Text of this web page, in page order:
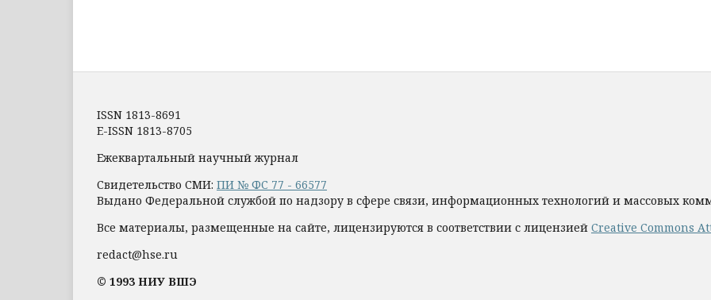
ISSN 1813-8691
E-ISSN 1813-8705
Ежеквартальный научный журнал
Свидетельство СМИ: ПИ № ФС 77 - 66577
Выдано Федеральной службой по надзору в сфере связи, информационных технологий и массовых
Все материалы, размещенные на сайте, лицензируются в соответствии с лицензией Creative Commons
redact@hse.ru
© 1993 НИУ ВШЭ